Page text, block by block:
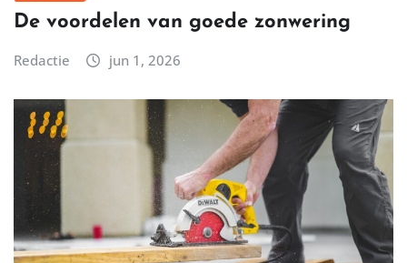
De voordelen van goede zonwering
Redactie jun 1, 2026